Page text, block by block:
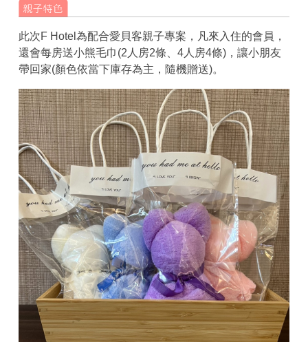
此次F Hotel為配合愛貝客親子專案，凡來入住的會員，
還會每房送小熊毛巾(2人房2條、4人房4條)，讓小朋友
帶回家(顏色依當下庫存為主，隨機贈送)。